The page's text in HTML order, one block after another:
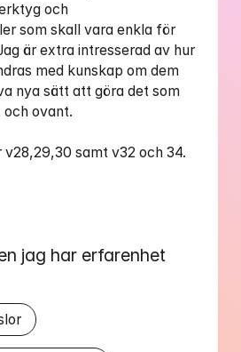
och
som skall vara enkla för
är extra intresserad av hur
med kunskap om dem
nya sätt att göra det som
och ovant.
v28,29,30 samt v32 och 34.
jag har erfarenhet